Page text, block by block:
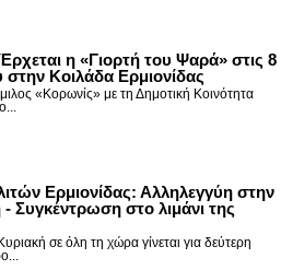
η «Γιορτή του Ψαρά» στις 8
Κοιλάδα Ερμιονίδας
«Κορωνίς» με τη Δημοτική Κοινότητα
Ερμιονίδας: Αλληλεγγύη στην
- Συγκέντρωση στο λιμάνι της
σε όλη τη χώρα γίνεται για δεύτερη